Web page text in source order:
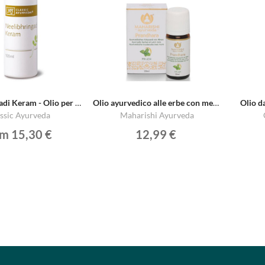
Neelibhringadi Keram - Olio per Capelli
Ayurveda
15,30 €
Olio ayurvedico alle erbe con menta MA 634
Maharishi Ayurveda
12,99 €
Olio